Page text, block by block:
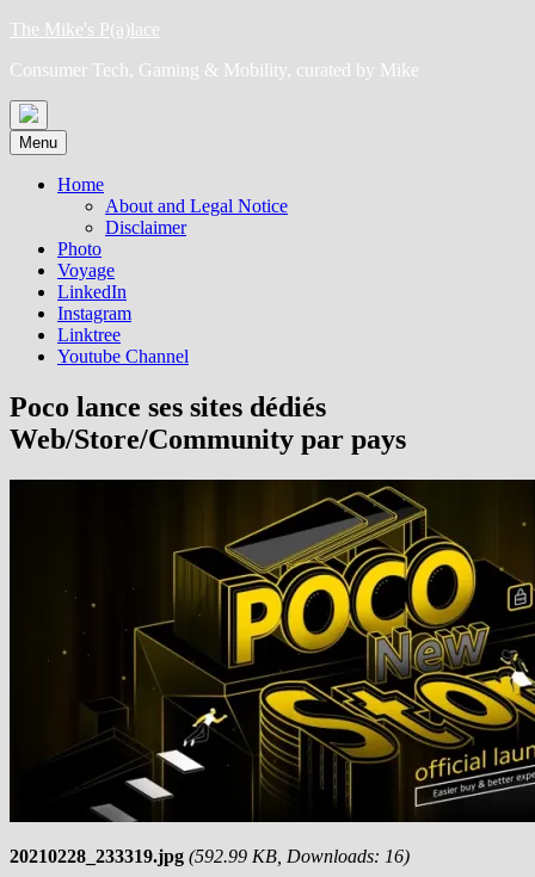
Skip
content
The Mike's P(a)lace
Consumer Tech, Gaming & Mobility, curated by Mike
Menu
Home
About and Legal Notice
Disclaimer
Photo
Voyage
LinkedIn
Instagram
Linktree
Youtube Channel
Poco lance ses sites dédiés
Web/Store/Community par pays
20210228_233319.jpg (592.99 KB, Downloads: 16)